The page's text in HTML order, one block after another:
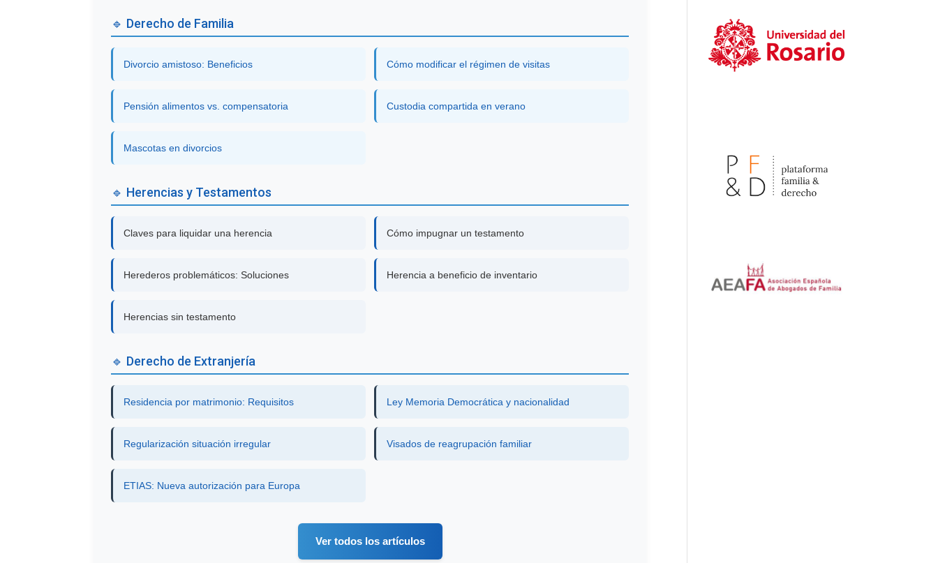
🔹 Derecho de Familia
Divorcio amistoso: Beneficios Cómo modificar el régimen de visitas
Pensión alimentos vs. compensatoria Custodia compartida en verano
Mascotas en divorcios
🔹 Herencias y Testamentos
Claves para liquidar una herencia Cómo impugnar un testamento
Herederos problemáticos: Soluciones Herencia a beneficio de inventario
Herencias sin testamento
🔹 Derecho de Extranjería
Residencia por matrimonio: Requisitos Ley Memoria Democrática y nacionalidad
Regularización situación irregular Visados de reagrupación familiar
ETIAS: Nueva autorización para Europa
Ver todos los artículos